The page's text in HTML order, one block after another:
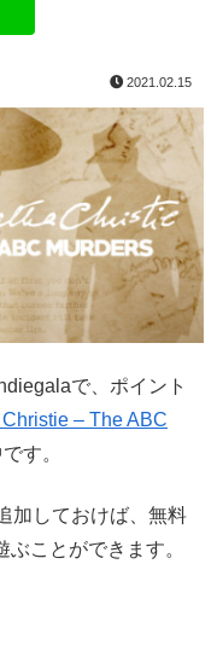
2021.02.15
で、ポイント
– The ABC
す。
加しておけば、無料
ことができます。